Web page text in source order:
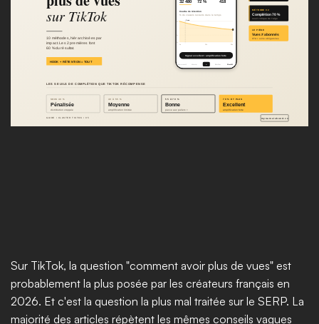
Sur TikTok, la question "comment avoir plus de vues" est
probablement la plus posée par les créateurs français en
2026. Et c'est la question la plus mal traitée sur le SERP. La
majorité des articles répètent les mêmes conseils vagues